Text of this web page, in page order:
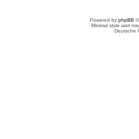
Powered by phpBB
Minimal style was
Deutsche